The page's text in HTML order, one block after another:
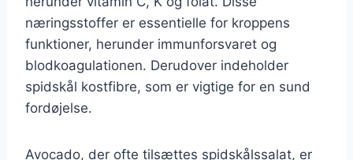
næringsstoffer er essentielle for kroppens
funktioner, herunder immunforsvaret og
blodkoagulationen. Derudover indeholder
spidskål kostfibre, som er vigtige for en sund
fordøjelse.
Avocado, der ofte tilsættes spidskålssalat, er